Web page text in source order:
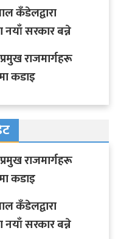
कँडेलद्वारा
नयाँ सरकार बन्ने
राजमार्गहरू
कडाइ
राजमार्गहरू
कडाइ
कँडेलद्वारा
नयाँ सरकार बन्ने